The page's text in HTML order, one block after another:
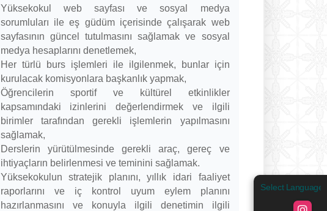
Yüksekokul web sayfası ve sosyal medya
sorumluları ile eş güdüm içerisinde çalışarak web
sayfasının güncel tutulmasını sağlamak ve sosyal
medya hesaplarını denetlemek,
Her türlü burs işlemleri ile ilgilenmek, bunlar için
kurulacak komisyonlara başkanlık yapmak,
Öğrencilerin sportif ve kültürel etkinlikler
kapsamındaki izinlerini değerlendirmek ve ilgili
birimler tarafından gerekli işlemlerin yapılmasını
sağlamak,
Derslerin yürütülmesinde gerekli araç, gereç ve
ihtiyaçların belirlenmesi ve teminini sağlamak.
Yüksekokulun stratejik planını, yıllık idari faaliyet
raporlarını ve iç kontrol uyum eylem planını
hazırlanmasını ve konuyla ilgili denetimin ilgili
Select Language